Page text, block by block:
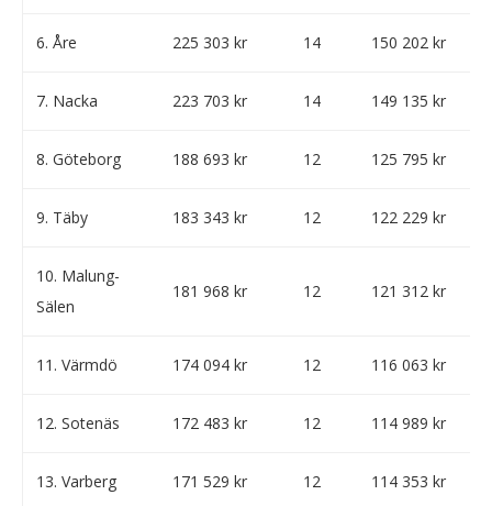
6. Åre 225 303 kr 14 150 202 kr
7. Nacka 223 703 kr 14 149 135 kr
8. Göteborg 188 693 kr 12 125 795 kr
9. Täby 183 343 kr 12 122 229 kr
10. Malung-
Sälen
181 968 kr 12 121 312 kr
11. Värmdö 174 094 kr 12 116 063 kr
12. Sotenäs 172 483 kr 12 114 989 kr
13. Varberg 171 529 kr 12 114 353 kr